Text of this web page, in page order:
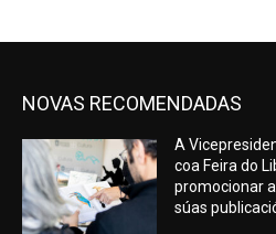
NOVAS RECOMENDADAS
A
coa Feira do
promocionar
súas